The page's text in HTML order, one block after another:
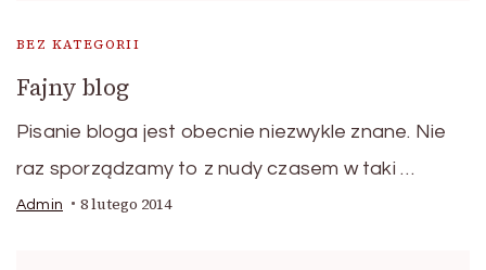
BEZ KATEGORII
Fajny blog
Pisanie bloga jest obecnie niezwykle znane. Nie
raz sporządzamy to z nudy czasem w taki …
Admin 8 lutego 2014